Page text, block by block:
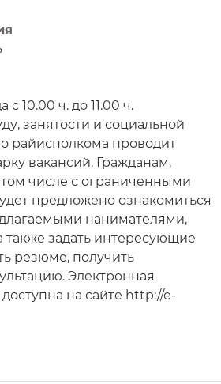
с 10.00 ч. до 11.00 ч.
занятости и социальной
райисполкома проводит
вакансий. Гражданам,
числе с ограниченными
предложено ознакомиться
нанимателями,
также задать интересующие
резюме, получить
Электронная
на сайте http://e-